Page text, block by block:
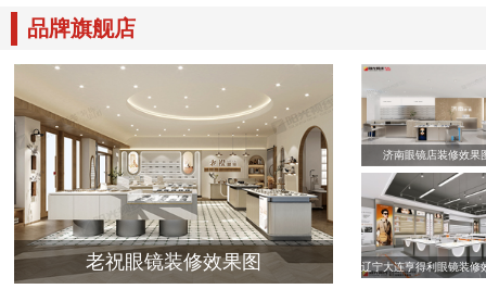
品牌旗舰店
老祝眼镜装修效果图
济南眼镜店装修效果
辽宁大连亨得利眼镜装修